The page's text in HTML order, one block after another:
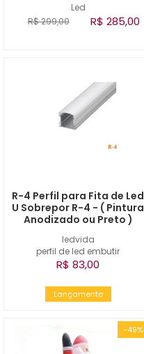
Led
R$ 299,00 R$ 285,00
ledvida
perfil de led embutir
R-4 Perfil para Fita de Led
U Sobrepor R-4 - ( Pintura
Anodizado ou Preto )
R$ 83,00
Lançamento
-49%